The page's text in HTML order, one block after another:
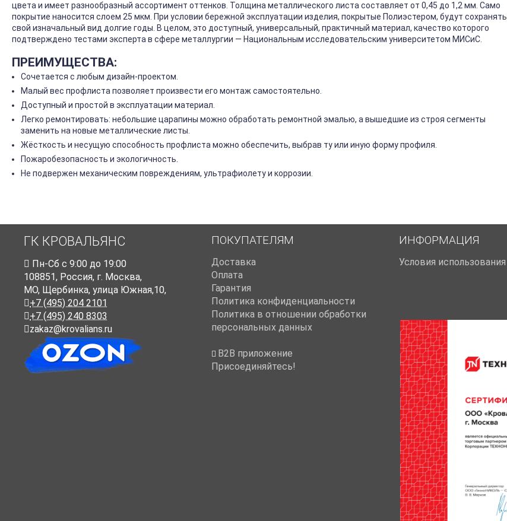
цвета и имеет разнообразный ассортимент оттенков. Толщина металлического листа составляет от 0,45 до 1,2 мм. Само
покрытие наносится слоем 25 мкм. При условии бережной эксплуатации изделия, покрытые Полиэстером, будут сохранять
свой изначальный вид долгие годы. В целом, это доступный, универсальный, практичный материал, качество которого
подтверждено тестами эксперта в сфере металлургии — Национальным исследовательским университетом МИСиС.
ПРЕИМУЩЕСТВА:
Сочетается с любым дизайн-проектом.
Малый вес профлиста позволяет произвести его монтаж самостоятельно.
Доступный и простой в эксплуатации материал.
Легко ремонтировать: небольшие царапины можно обработать ремонтной эмалью, а вышедшие из строя сегменты
заменить на новые металлические листы.
Жёсткость и несущую способность профлиста можно обеспечить, выбрав ту или иную форму профиля.
Пожаробезопасность и экологичность.
Не подвержен механическим повреждениям, ультрафиолету и коррозии.
ГК КРОВАЛЬЯНС
Пн-Cб с 9:00 до 19:00
108851, Россия, г. Москва,
МО, Щербинка, улица Южная,10,
+7 (495) 204 2101
+7 (495) 240 8303
zakaz@krovalians.ru
ПОКУПАТЕЛЯМ
Доставка
Оплата
Гарантия
Политика конфиденциальности
Политика в отношении обработки
персональных данных
B2B приложение
Присоединяйтесь!
ИНФОРМАЦИЯ
Условия использования